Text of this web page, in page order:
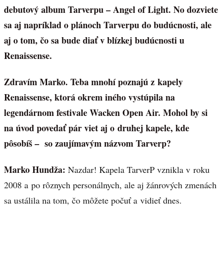
debutový album Tarverpu – Angel of Light. No dozviete
sa aj napríklad o plánoch Tarverpu do budúcnosti, ale
aj o tom, čo sa bude diať v blízkej budúcnosti u
Renaissense.
Zdravím Marko. Teba mnohí poznajú z kapely
Renaissense, ktorá okrem iného vystúpila na
legendárnom festivale Wacken Open Air. Mohol by si
na úvod povedať pár viet aj o druhej kapele, kde
pôsobíš – so zaujímavým názvom Tarverp?
Marko Hundža: Nazdar! Kapela TarverP vznikla v roku
2008 a po rôznych personálnych, ale aj žánrových zmenách
sa ustálila na tom, čo môžete počuť a vidieť dnes.